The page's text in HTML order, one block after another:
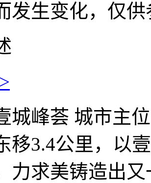
发生变化，仅
城峰荟 城市主
移3.4公里，以
力求美铸造出